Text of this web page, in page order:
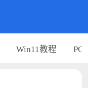
Win11教程 PC